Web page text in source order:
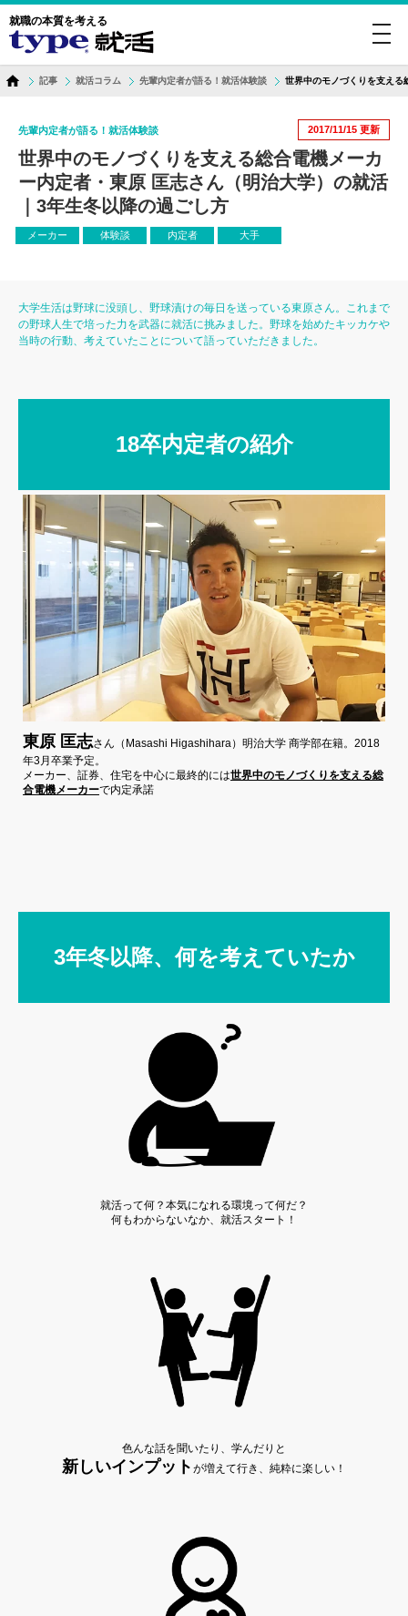
就職の本質を考える
記事 就活コラム 先輩内定者が語る！就活体験談 世界中のモノづくりを支える
2017/11/15 更新
先輩内定者が語る！就活体験談
世界中のモノづくりを支える総合電機メーカ
ー内定者・東原 匡志さん（明治大学）の就活
｜3年生冬以降の過ごし方
メーカー 体験談 内定者 大手
大学生活は野球に没頭し、野球漬けの毎日を送っている東原さん。これまで
の野球人生で培った力を武器に就活に挑みました。野球を始めたキッカケや
当時の行動、考えていたことについて語っていただきました。
18卒内定者の紹介
東原 匡志さん（Masashi Higashihara）明治大学 商学部在籍。2018
年3月卒業予定。
メーカー、証券、住宅を中心に最終的には世界中のモノづくりを支える総
合電機メーカーで内定承諾
3年冬以降、何を考えていたか
就活って何？本気になれる環境って何だ？
何もわからないなか、就活スタート！
色んな話を聞いたり、学んだりと
新しいインプット が増えて行き、純粋に楽しい！